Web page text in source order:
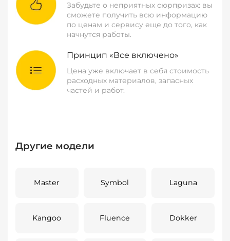
Забудьте о неприятных сюрпризах: вы
сможете получить всю информацию
по ценам и сервису еще до того, как
начнутся работы.
Принцип «Все включено»
Цена уже включает в себя стоимость
расходных материалов, запасных
частей и работ.
Другие модели
Master Symbol Laguna
Kangoo Fluence Dokker